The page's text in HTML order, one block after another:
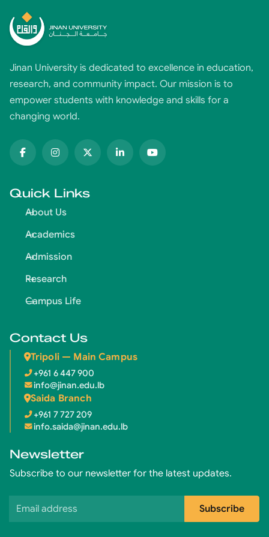
Jinan University is dedicated to excellence in education,
research, and community impact. Our mission is to
empower students with knowledge and skills for a
changing world.
Quick Links
About Us
Academics
Admission
Research
Campus Life
Contact Us
Tripoli — Main Campus
+961 6 447 900
info@jinan.edu.lb
Saida Branch
+961 7 727 209
info.saida@jinan.edu.lb
Newsletter
Subscribe to our newsletter for the latest updates.
Email address
Subscribe